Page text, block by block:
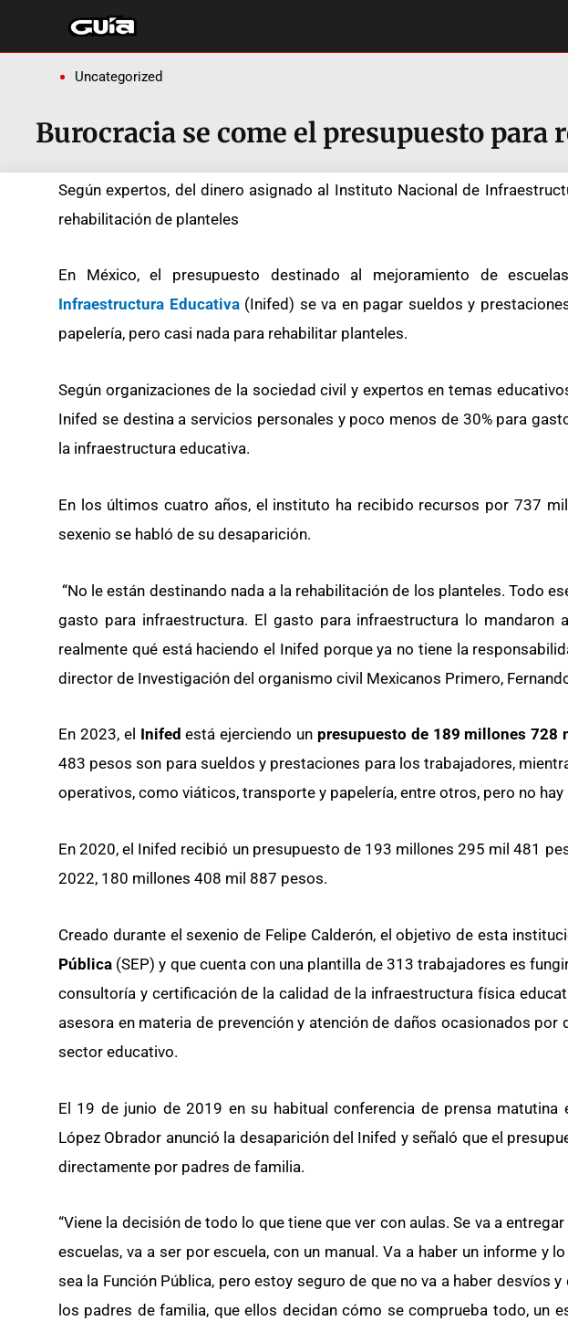
contenido
Uncategorized
Burocracia se come el presupuesto para
Según expertos, del dinero asignado al Instituto Nacional de
rehabilitación de planteles
En México, el presupuesto destinado al mejoramiento de
Infraestructura Educativa(Inifed) se va en pagar sueldos y
papelería, pero casi nada para rehabilitar planteles.
Según organizaciones de la sociedad civil y expertos en temas
Inifed se destina a servicios personales y poco menos de 30% para
la infraestructura educativa.
En los últimos cuatro años, el instituto ha recibido recursos por 737
sexenio se habló de su desaparición.
“No le están destinando nada a la rehabilitación de los planteles. Todo
gasto para infraestructura. El gasto para infraestructura lo mandaron
realmente qué está haciendo el Inifed porque ya no tiene la
director de Investigación del organismo civil Mexicanos Primero,
En 2023, el Inifedestá ejerciendo un presupuesto de 189 millones 728
483 pesos son para sueldos y prestaciones para los trabajadores,
operativos, como viáticos, transporte y papelería, entre otros, pero no
En 2020, el Inifed recibió un presupuesto de 193 millones 295 mil 481
2022, 180 millones 408 mil 887 pesos.
Creado durante el sexenio de Felipe Calderón, el objetivo de esta
Pública (SEP) y que cuenta con una plantilla de 313 trabajadores es
consultoría y certificación de la calidad de la infraestructura física
asesora en materia de prevención y atención de daños ocasionados
sector educativo.
El 19 de junio de 2019 en su habitual conferencia de prensa matutina
López Obrador anunció la desaparición del Inifed y señaló que el
directamente por padres de familia.
“Viene la decisión de todo lo que tiene que ver con aulas. Se va a
escuelas, va a ser por escuela, con un manual. Va a haber un informe y
sea la Función Pública, pero estoy seguro de que no va a haber desvíos
los padres de familia, que ellos decidan cómo se comprueba todo, un